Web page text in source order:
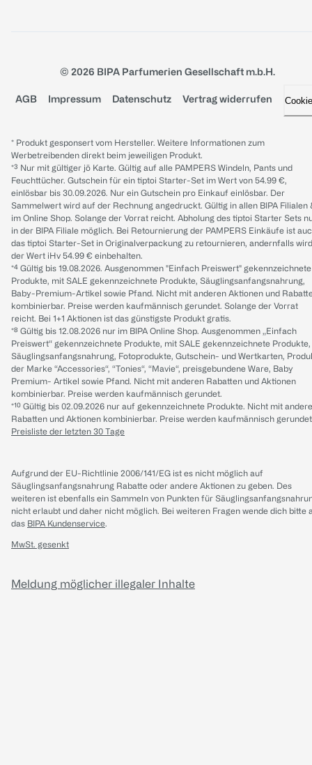
© 2026 BIPA Parfumerien Gesellschaft m.b.H.
AGB Impressum Datenschutz Vertrag widerrufen
* Produkt gesponsert vom Hersteller. Weitere Informationen zum
Werbetreibenden direkt beim jeweiligen Produkt.
*³ Nur mit gültiger jö Karte. Gültig auf alle PAMPERS Windeln, Pants und
Feuchttücher. Gutschein für ein tiptoi Starter-Set im Wert von 54.99 €,
einlösbar bis 30.09.2026. Nur ein Gutschein pro Einkauf einlösbar. Der
Sammelwert wird auf der Rechnung angedruckt. Gültig in allen BIPA Filialen
im Online Shop. Solange der Vorrat reicht. Abholung des tiptoi Starter Sets
in der BIPA Filiale möglich. Bei Retournierung der PAMPERS Einkäufe ist
das tiptoi Starter-Set in Originalverpackung zu retournieren, andernfalls wird
der Wert iHv 54.99 € einbehalten.
*⁴ Gültig bis 19.08.2026. Ausgenommen "Einfach Preiswert" gekennzeichnete
Produkte, mit SALE gekennzeichnete Produkte, Säuglingsanfangsnahrung,
Baby-Premium-Artikel sowie Pfand. Nicht mit anderen Aktionen und
kombinierbar. Preise werden kaufmännisch gerundet. Solange der Vorrat
reicht. Bei 1+1 Aktionen ist das günstigste Produkt gratis.
*⁸ Gültig bis 12.08.2026 nur im BIPA Online Shop. Ausgenommen „Einfach
Preiswert“ gekennzeichnete Produkte, mit SALE gekennzeichnete Produkte,
Säuglingsanfangsnahrung, Fotoprodukte, Gutschein- und Wertkarten,
der Marke “Accessories“, “Tonies“, “Mavie“, preisgebundene Ware, Baby
Premium- Artikel sowie Pfand. Nicht mit anderen Rabatten und Aktionen
kombinierbar. Preise werden kaufmännisch gerundet.
*¹⁰ Gültig bis 02.09.2026 nur auf gekennzeichnete Produkte. Nicht mit
Rabatten und Aktionen kombinierbar. Preise werden kaufmännisch
Preisliste der letzten 30 Tage
Aufgrund der EU-Richtlinie 2006/141/EG ist es nicht möglich auf
Säuglingsanfangsnahrung Rabatte oder andere Aktionen zu geben. Des
weiteren ist ebenfalls ein Sammeln von Punkten für
nicht erlaubt und daher nicht möglich. Bei weiteren Fragen wende dich bitte
das BIPA Kundenservice.
MwSt. gesenkt
Meldung möglicher illegaler Inhalte